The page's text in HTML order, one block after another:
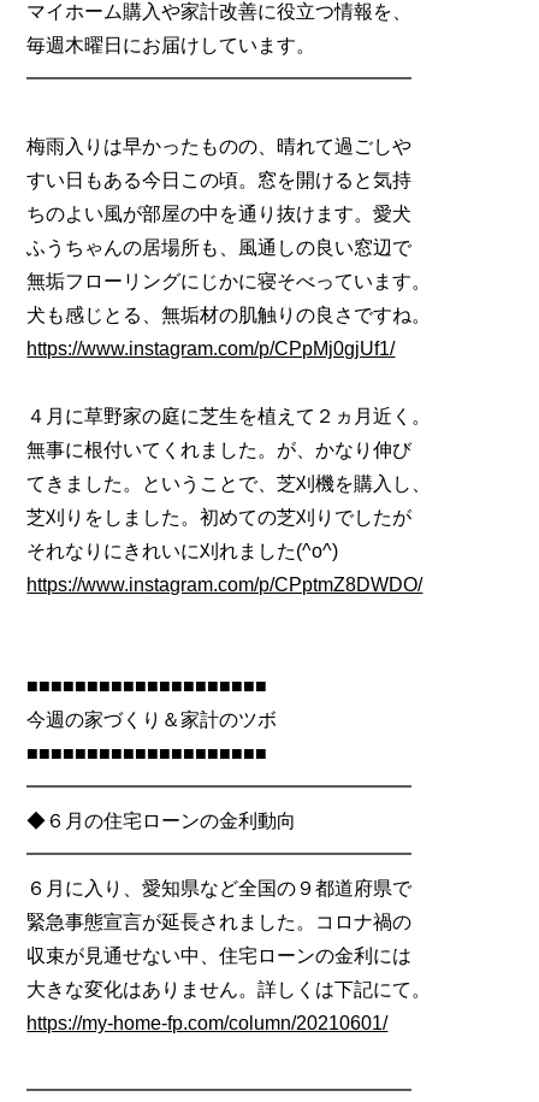
マイホーム購入や家計改善に役立つ情報を、
毎週木曜日にお届けしています。
━━━━━━━━━━━━━━━━━━━━
梅雨入りは早かったものの、晴れて過ごしや
すい日もある今日この頃。窓を開けると気持
ちのよい風が部屋の中を通り抜けます。愛犬
ふうちゃんの居場所も、風通しの良い窓辺で
無垢フローリングにじかに寝そべっています。
犬も感じとる、無垢材の肌触りの良さですね。
https://www.instagram.com/p/CPpMj0gjUf1/
４月に草野家の庭に芝生を植えて２ヵ月近く。
無事に根付いてくれました。が、かなり伸び
てきました。ということで、芝刈機を購入し、
芝刈りをしました。初めての芝刈りでしたが
それなりにきれいに刈れました(^o^)
https://www.instagram.com/p/CPptmZ8DWDO/
■■■■■■■■■■■■■■■■■■■■
今週の家づくり＆家計のツボ
■■■■■■■■■■■■■■■■■■■■
━━━━━━━━━━━━━━━━━━━━
◆６月の住宅ローンの金利動向
━━━━━━━━━━━━━━━━━━━━
６月に入り、愛知県など全国の９都道府県で
緊急事態宣言が延長されました。コロナ禍の
収束が見通せない中、住宅ローンの金利には
大きな変化はありません。詳しくは下記にて。
https://my-home-fp.com/column/20210601/
━━━━━━━━━━━━━━━━━━━━